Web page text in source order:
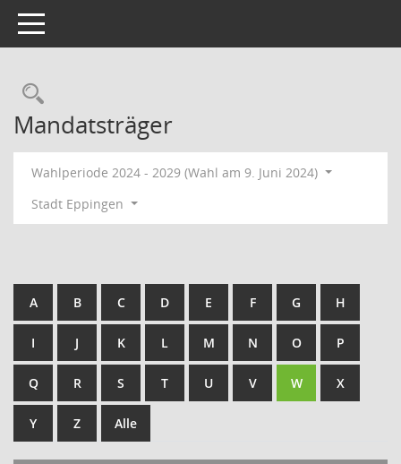
Toggle navigation
Rechercheauswahl
Mandatsträger
Wahlperiode 2024 - 2029 (Wahl am 9. Juni 2024)
Stadt Eppingen
A B C D E F G H
I J K L M N O P
Q R S T U V W X
Y Z Alle